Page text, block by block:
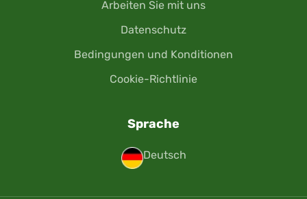
Arbeiten Sie mit uns
Datenschutz
Bedingungen und Konditionen
Cookie-Richtlinie
Sprache
Deutsch